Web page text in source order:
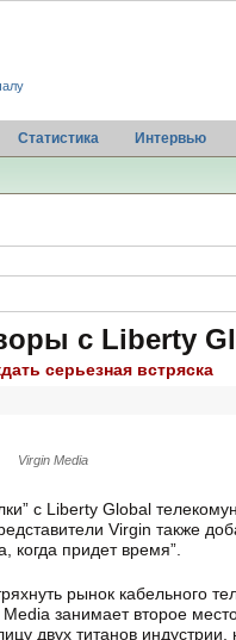
Статистика Интервью
с Liberty
серьезная встряска
Virgin Media
с Liberty Global
Virgin также
придет время”.
рынок кабельного
занимает второе
двух титанов